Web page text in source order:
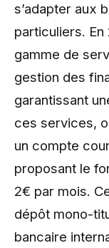
s’adapter aux
particuliers.
gamme de
gestion des
garantissant
ces services,
un compte
proposant le
2€ par mois.
dépôt mono-
bancaire